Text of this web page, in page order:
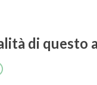
di questo